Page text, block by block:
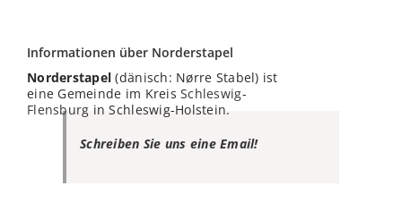
Informationen über Norderstapel
Norderstapel (dänisch: Nørre Stabel) ist
eine Gemeinde im KreisSchleswig-
Flensburg in Schleswig-Holstein.
Schreiben Sie uns eine Email!